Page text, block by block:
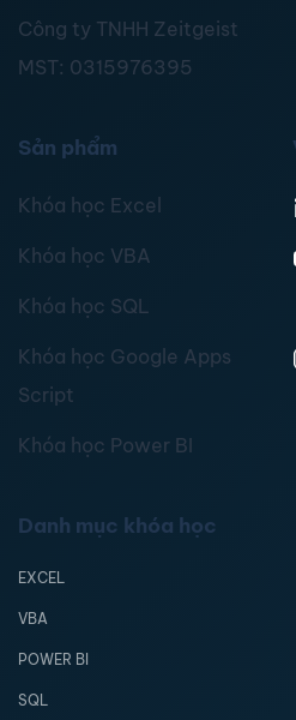
Công ty TNHH Zeitgeist
MST: 0315976395
Sản phẩm
Khóa học Excel
Khóa học VBA
Khóa học SQL
Khóa học Google Apps
Script
Khóa học Power BI
Danh mục khóa học
EXCEL
VBA
POWER BI
SQL